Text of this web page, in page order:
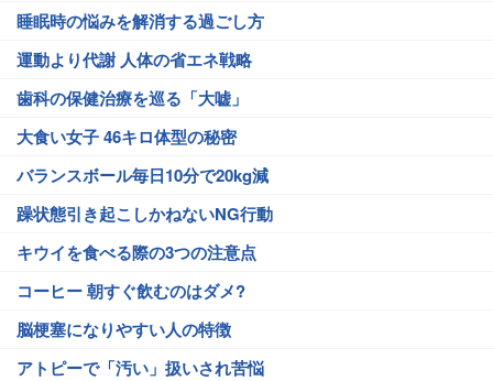
睡眠時の悩みを解消する過ごし方
運動より代謝 人体の省エネ戦略
歯科の保健治療を巡る「大嘘」
大食い女子 46キロ体型の秘密
バランスボール毎日10分で20kg減
躁状態引き起こしかねないNG行動
キウイを食べる際の3つの注意点
コーヒー 朝すぐ飲むのはダメ?
脳梗塞になりやすい人の特徴
アトピーで「汚い」扱いされ苦悩